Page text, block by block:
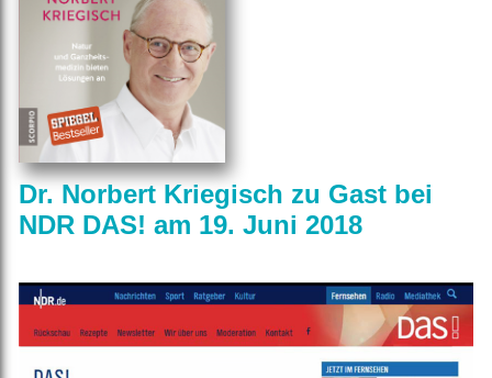
Dr. Norbert Kriegisch zu Gast bei
NDR DAS! am 19. Juni 2018